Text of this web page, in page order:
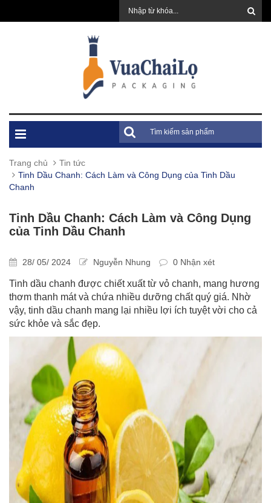
Trang chủ
Tin tức
Tinh Dầu Chanh: Cách Làm và Công Dụng của Tinh Dầu
Chanh
Tinh Dầu Chanh: Cách Làm và Công Dụng
của Tinh Dầu Chanh
28/ 05/ 2024 Nguyễn Nhung 0 Nhận xét
Tinh dầu chanh được chiết xuất từ vỏ chanh, mang hương
thơm thanh mát và chứa nhiều dưỡng chất quý giá. Nhờ
vậy, tinh dầu chanh mang lại nhiều lợi ích tuyệt vời cho cả
sức khỏe và sắc đẹp.